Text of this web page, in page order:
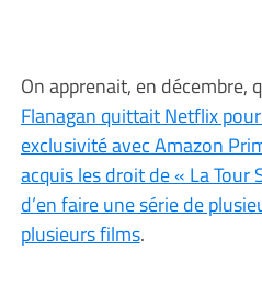
On apprenait, en décembre,
Flanagan quittait Netflix
exclusivité avec Amazon
acquis les droit de « La Tour
d’en faire une série de
plusieurs films.